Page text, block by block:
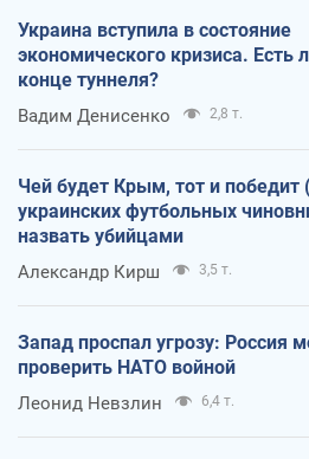
Украина вступила в состояние
экономического кризиса. Есть
конце туннеля?
Вадим Денисенко 2,8 т.
Чей будет Крым, тот и победит
украинских футбольных
назвать убийцами
Александр Кирш 3,5 т.
Запад проспал угрозу: Россия
проверить НАТО войной
Леонид Невзлин 6,4 т.